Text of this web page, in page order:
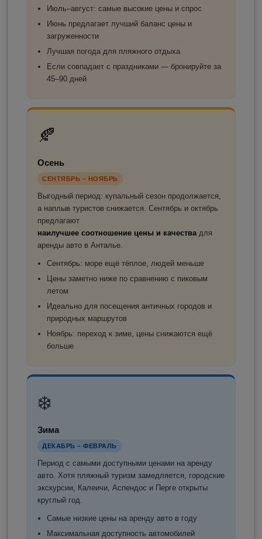
Июль–август: самые высокие цены и спрос
Июнь предлагает лучший баланс цены и
загруженности
Лучшая погода для пляжного отдыха
Если совпадает с праздниками — бронируйте за
45–90 дней
🍂
Осень
СЕНТЯБРЬ – НОЯБРЬ
Выгодный период: купальный сезон продолжается,
а наплыв туристов снижается. Сентябрь и октябрь
предлагают
наилучшее соотношение цены и качествадля
аренды авто в Анталье.
Сентябрь: море ещё тёплое, людей меньше
Цены заметно ниже по сравнению с пиковым
летом
Идеально для посещения античных городов и
природных маршрутов
Ноябрь: переход к зиме, цены снижаются ещё
больше
❄️
Зима
ДЕКАБРЬ – ФЕВРАЛЬ
Период с самыми доступными ценами на аренду
авто. Хотя пляжный туризм замедляется, городские
экскурсии, Калеичи, Аспендос и Перге открыты
круглый год.
Самые низкие цены на аренду авто в году
Максимальная доступность автомобилей